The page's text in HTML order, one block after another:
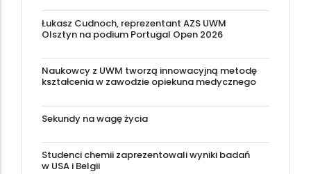
Łukasz Cudnoch, reprezentant AZS UWM
Olsztyn na podium Portugal Open 2026
Naukowcy z UWM tworzą innowacyjną metodę
kształcenia w zawodzie opiekuna medycznego
Sekundy na wagę życia
Studenci chemii zaprezentowali wyniki badań
w USA i Belgii